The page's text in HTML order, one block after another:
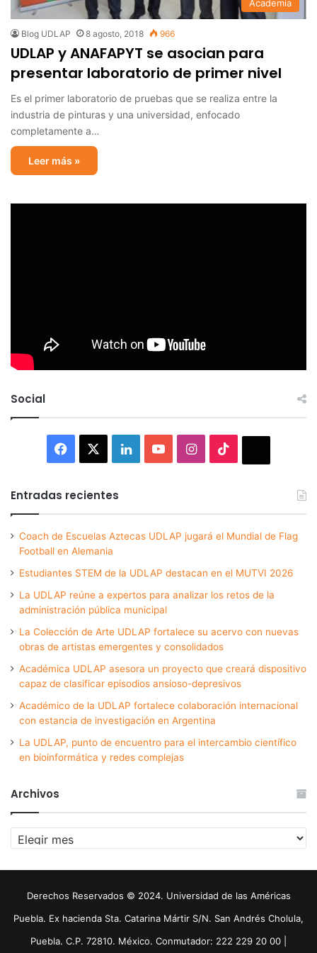
Academia
Blog UDLAP 8 agosto, 2018 966
UDLAP y ANAFAPYT se asocian para
presentar laboratorio de primer nivel
Es el primer laboratorio de pruebas que se realiza entre la
industria de pinturas y una universidad, enfocado
completamente a…
Leer más »
Social
Facebook LinkedInYouTubeInstagram
Entradas recientes
Coach de Escuelas Aztecas UDLAP jugará el Mundial de Flag
Football en Alemania
Estudiantes STEM de la UDLAP destacan en el MUTVI 2026
La UDLAP reúne a expertos para analizar los retos de la
administración pública municipal
La Colección de Arte UDLAP fortalece su acervo con nuevas
obras de artistas emergentes y consolidados
Académica UDLAP asesora un proyecto que creará dispositivo
capaz de clasificar episodios ansioso-depresivos
Académico de la UDLAP fortalece colaboración internacional
con estancia de investigación en Argentina
La UDLAP, punto de encuentro para el intercambio científico
en bioinformática y redes complejas
Archivos
Archivos
Derechos Reservados © 2024. Universidad de las Américas
Puebla. Ex hacienda Sta. Catarina Mártir S/N. San Andrés Cholula,
Puebla. C.P. 72810. México. Conmutador: 222 229 20 00 |